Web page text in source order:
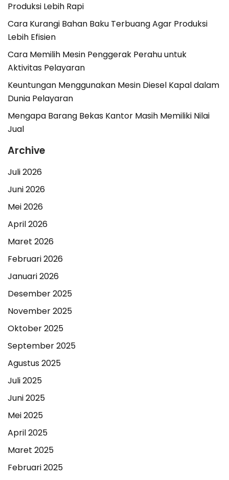
Produksi Lebih Rapi
Cara Kurangi Bahan Baku Terbuang Agar Produksi
Lebih Efisien
Cara Memilih Mesin Penggerak Perahu untuk
Aktivitas Pelayaran
Keuntungan Menggunakan Mesin Diesel Kapal dalam
Dunia Pelayaran
Mengapa Barang Bekas Kantor Masih Memiliki Nilai
Jual
Archive
Juli 2026
Juni 2026
Mei 2026
April 2026
Maret 2026
Februari 2026
Januari 2026
Desember 2025
November 2025
Oktober 2025
September 2025
Agustus 2025
Juli 2025
Juni 2025
Mei 2025
April 2025
Maret 2025
Februari 2025